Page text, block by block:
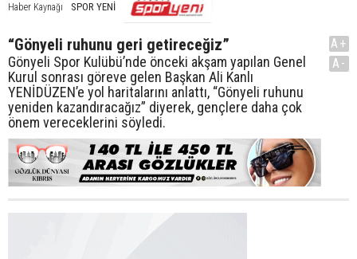
Haber Kaynağı SPOR YENİ
“Gönyeli ruhunu geri getireceğiz”
Gönyeli Spor Kulübü’nde önceki akşam yapılan Genel
Kurul sonrası göreve gelen Başkan Ali Kanlı
YENİDÜZEN’e yol haritalarını anlattı, “Gönyeli ruhunu
yeniden kazandıracağız” diyerek, gençlere daha çok
önem vereceklerini söyledi.
A+
A-